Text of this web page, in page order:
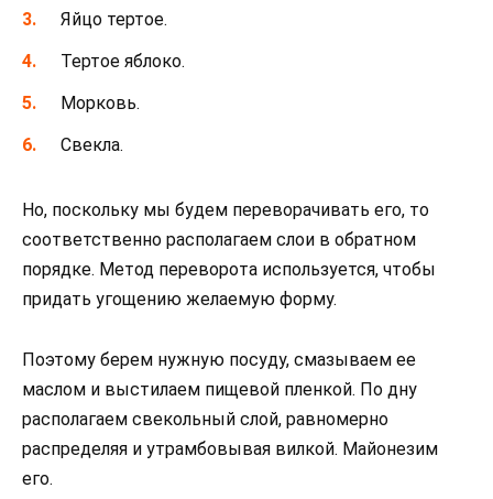
Яйцо тертое.
Тертое яблоко.
Морковь.
Свекла.
Но, поскольку мы будем переворачивать его, то
соответственно располагаем слои в обратном
порядке. Метод переворота используется, чтобы
придать угощению желаемую форму.
Поэтому берем нужную посуду, смазываем ее
маслом и выстилаем пищевой пленкой. По дну
располагаем свекольный слой, равномерно
распределяя и утрамбовывая вилкой. Майонезим
его.